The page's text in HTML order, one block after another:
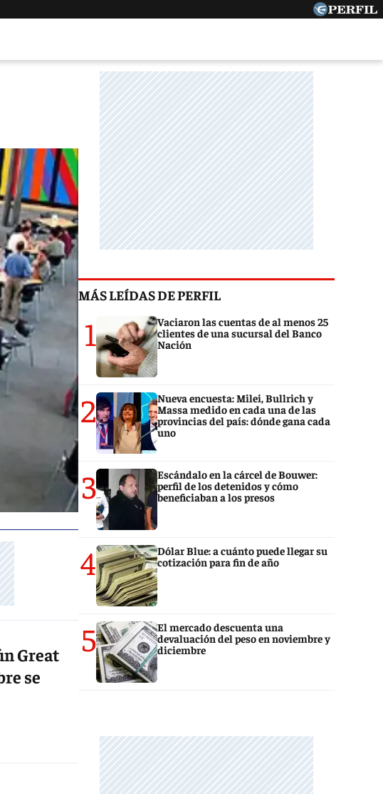
Great
se
MÁS LEÍDAS DE PERFIL
1
Vaciaron las cuentas de al menos 25
clientes de una sucursal del Banco
Nación
2
Nueva encuesta: Milei, Bullrich y
Massa medido en cada una de las
provincias del país: dónde gana cada
uno
3
Escándalo en la cárcel de Bouwer:
perfil de los detenidos y cómo
beneficiaban a los presos
4
Dólar Blue: a cuánto puede llegar su
cotización para fin de año
5
El mercado descuenta una
devaluación del peso en noviembre y
diciembre